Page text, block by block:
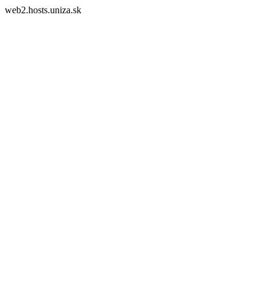
web2.hosts.uniza.sk